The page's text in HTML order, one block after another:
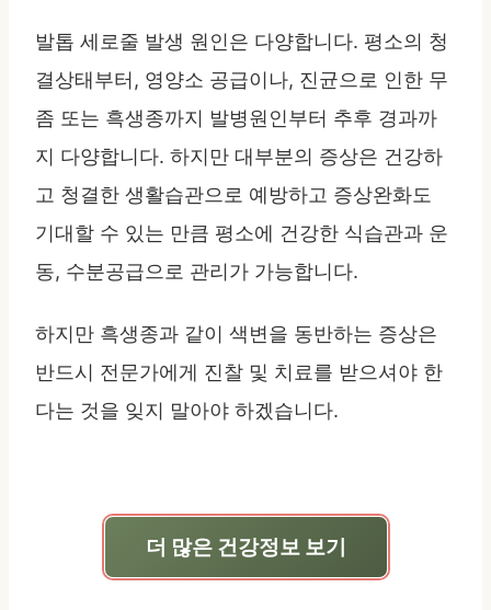
발톱 세로줄 발생 원인은 다양합니다. 평소의 청
결상태부터, 영양소 공급이나, 진균으로 인한 무
좀 또는 흑생종까지 발병원인부터 추후 경과까
지 다양합니다. 하지만 대부분의 증상은 건강하
고 청결한 생활습관으로 예방하고 증상완화도
기대할 수 있는 만큼 평소에 건강한 식습관과 운
동, 수분공급으로 관리가 가능합니다.
하지만 흑생종과 같이 색변을 동반하는 증상은
반드시 전문가에게 진찰 및 치료를 받으셔야 한
다는 것을 잊지 말아야 하겠습니다.
더 많은 건강정보 보기